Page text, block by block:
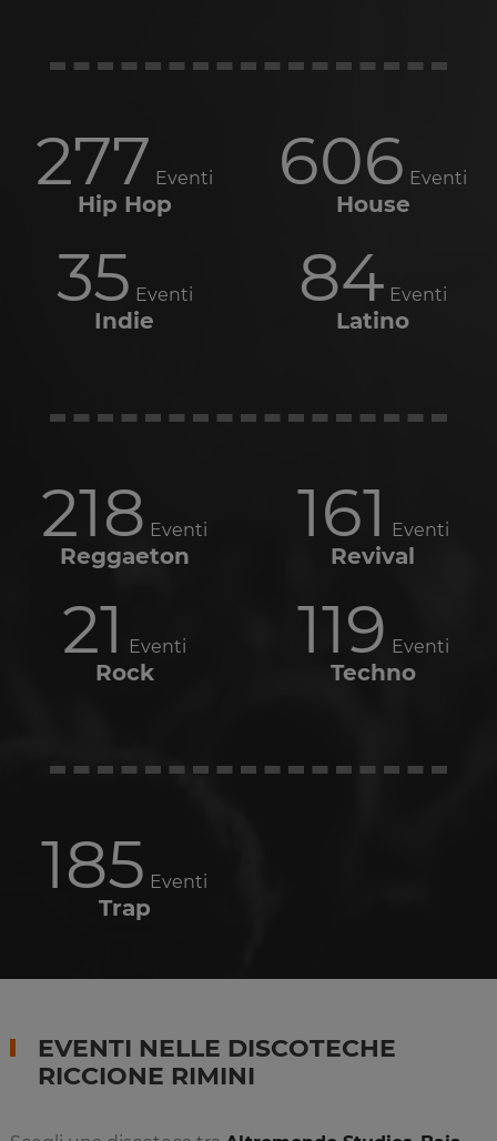
277 Eventi
Hip Hop
606 Eventi
House
35 Eventi
Indie
84 Eventi
Latino
218 Eventi
Reggaeton
161 Eventi
Revival
21 Eventi
Rock
119 Eventi
Techno
185 Eventi
Trap
EVENTI NELLE DISCOTECHE
RICCIONE RIMINI